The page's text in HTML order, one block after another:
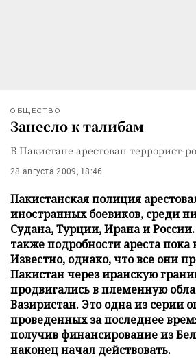
ОБЩЕСТВО
Занесло к талибам
В Пакистане арестован террорист-
28 августа 2009, 18:46
Пакистанская полиция
иностранных боевиков, среди
Судана, Турции, Ирана и
также подробности ареста пока
Известно, однако, что все они
Пакистан через иранскую
продвигались в племенную
Вазиристан. Это одна из серии
проведенных за последнее
получив финансирование из
наконец начал действовать.